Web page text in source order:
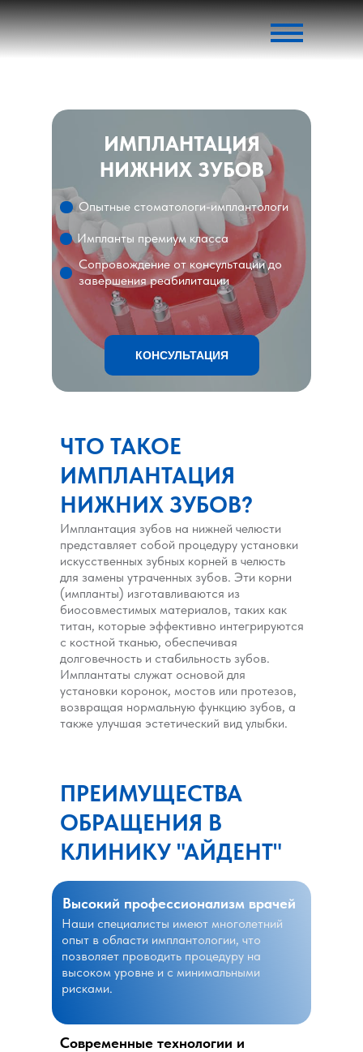
ИМПЛАНТАЦИЯ
НИЖНИХ ЗУБОВ
КОНСУЛЬТАЦИЯ
Опытные стоматологи-имплантологи
Импланты премиум класса
Сопровождение от консультации до
завершения реабилитации
ЧТО ТАКОЕ
ИМПЛАНТАЦИЯ
НИЖНИХ ЗУБОВ?
Имплантация зубов на нижней челюсти
представляет собой процедуру установки
искусственных зубных корней в челюсть
для замены утраченных зубов. Эти корни
(импланты) изготавливаются из
биосовместимых материалов, таких как
титан, которые эффективно интегрируются
с костной тканью, обеспечивая
долговечность и стабильность зубов.
Имплантаты служат основой для
установки коронок, мостов или протезов,
возвращая нормальную функцию зубов, а
также улучшая эстетический вид улыбки.
ПРЕИМУЩЕСТВА
ОБРАЩЕНИЯ В
КЛИНИКУ "АЙДЕНТ"
Высокий профессионализм врачей
Наши специалисты имеют многолетний
опыт в области имплантологии, что
позволяет проводить процедуру на
высоком уровне и с минимальными
рисками.
Современные технологии и